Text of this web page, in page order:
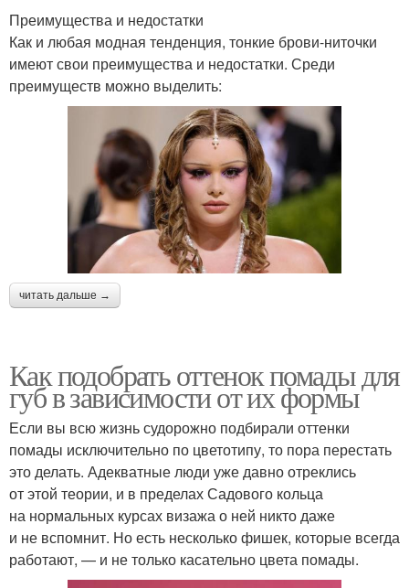
Преимущества и недостатки
Как и любая модная тенденция, тонкие брови-ниточки
имеют свои преимущества и недостатки. Среди
преимуществ можно выделить:
читать дальше →
Как подобрать оттенок помады для
губ в зависимости от их формы
Если вы всю жизнь судорожно подбирали оттенки
помады исключительно по цветотипу, то пора перестать
это делать. Адекватные люди уже давно отреклись
от этой теории, и в пределах Садового кольца
на нормальных курсах визажа о ней никто даже
и не вспомнит. Но есть несколько фишек, которые всегда
работают, — и не только касательно цвета помады.